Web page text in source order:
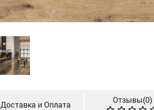
Доставка и Оплата Отзывы(0)